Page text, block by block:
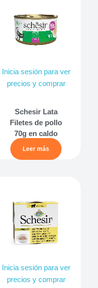
Inicia sesión para ver
precios y comprar
Schesir Lata
Filetes de pollo
70g en caldo
Leer más
Inicia sesión para ver
precios y comprar